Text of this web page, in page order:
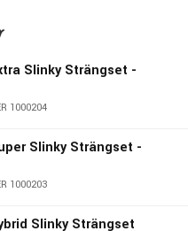
Slinky Strängset -
1000204
Slinky Strängset -
1000203
Slinky Strängset